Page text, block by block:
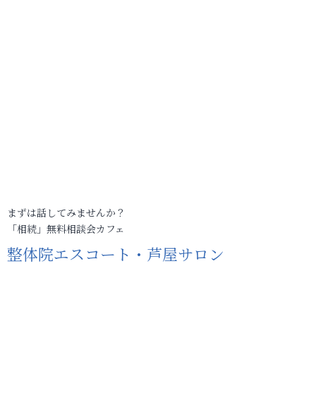
まずは話してみませんか？
「相続」無料相談会カフェ
整体院エスコート・芦屋サロン